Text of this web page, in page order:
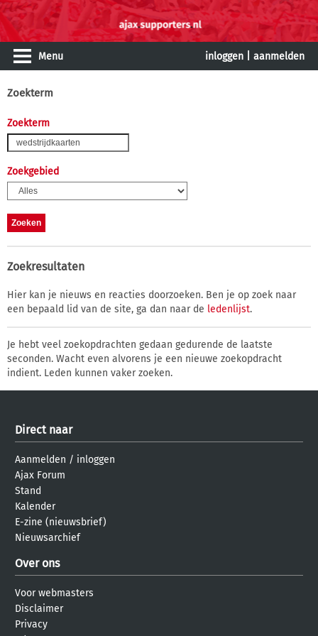
Menu inloggen aanmelden
Zoekterm
Zoekterm
Zoekgebied
Zoekresultaten
Hier kan je nieuws en reacties doorzoeken. Ben je op zoek naar
een bepaald lid van de site, ga dan naar de ledenlijst.
Je hebt veel zoekopdrachten gedaan gedurende de laatste
seconden. Wacht even alvorens je een nieuwe zoekopdracht
indient. Leden kunnen vaker zoeken.
Direct naar
Aanmelden / inloggen
Ajax Forum
Stand
Kalender
E-zine (nieuwsbrief)
Nieuwsarchief
Over ons
Voor webmasters
Disclaimer
Privacy